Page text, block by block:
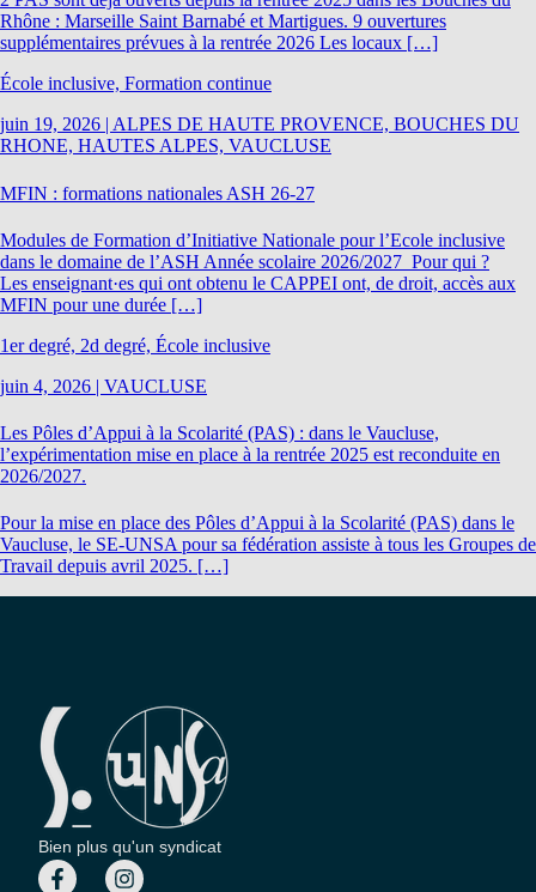
Rhône : Marseille Saint Barnabé et Martigues. 9 ouvertures
supplémentaires prévues à la rentrée 2026 Les locaux […]
École inclusive, Formation continue
juin 19, 2026 | ALPES DE HAUTE PROVENCE, BOUCHES DU
RHONE, HAUTES ALPES, VAUCLUSE
MFIN : formations nationales ASH 26-27
Modules de Formation d’Initiative Nationale pour l’Ecole inclusive
dans le domaine de l’ASH Année scolaire 2026/2027 Pour qui ?
Les enseignant·es qui ont obtenu le CAPPEI ont, de droit, accès aux
MFIN pour une durée […]
1er degré, 2d degré, École inclusive
juin 4, 2026 | VAUCLUSE
Les Pôles d’Appui à la Scolarité (PAS) : dans le Vaucluse,
l’expérimentation mise en place à la rentrée 2025 est reconduite en
2026/2027.
Pour la mise en place des Pôles d’Appui à la Scolarité (PAS) dans le
Vaucluse, le SE-UNSA pour sa fédération assiste à tous les Groupes de
Travail depuis avril 2025. […]
Bien plus qu'un syndicat